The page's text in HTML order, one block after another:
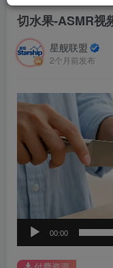
切水果-ASMR视
星舰联盟
2个月前发布
视
频
播
放
00:00